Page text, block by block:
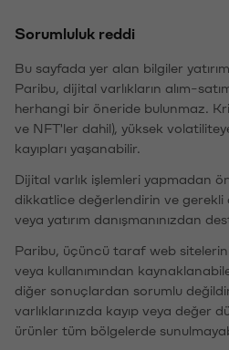
Sorumluluk reddi
Bu sayfada yer alan bilgiler
Paribu, dijital varlıkların alım-
herhangi bir öneride bulunmaz.
ve NFT'ler dahil), yüksek
kayıpları yaşanabilir.
Dijital varlık işlemleri yapmadan
dikkatlice değerlendirin ve
veya yatırım danışmanınızdan
Paribu, üçüncü taraf web
veya kullanımından
diğer sonuçlardan sorumlu
varlıklarınızda kayıp veya değer
ürünler tüm bölgelerde